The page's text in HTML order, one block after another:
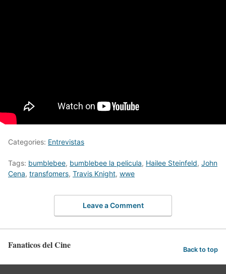
Categories: Entrevistas
Tags: bumblebee, bumblebee la pelicula, Hailee Steinfeld, John
Cena, transfomers, Travis Knight, wwe
Leave a Comment
Fanaticos del Cine Back to top